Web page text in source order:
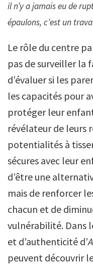
il n’y a jamais eu de
épaulons, c’est un
Le rôle du centre
pas de surveiller la
d’évaluer si les
les capacités pour
protéger leur
révélateur de leurs
potentialités à
sécures avec leur
d’être une
mais de renforcer
chacun et de
vulnérabilité. Dans
et d’authenticité d’
peuvent découvrir